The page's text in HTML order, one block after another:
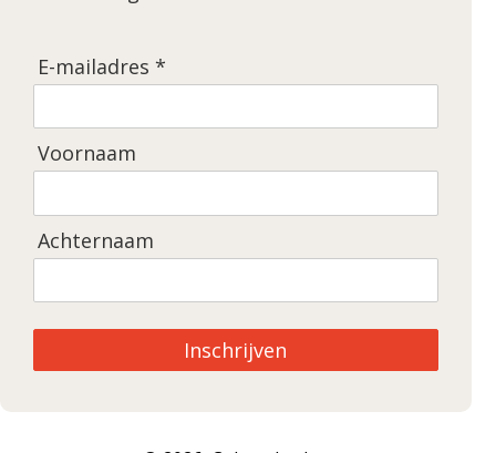
E-mailadres *
Voornaam
Achternaam
Inschrijven